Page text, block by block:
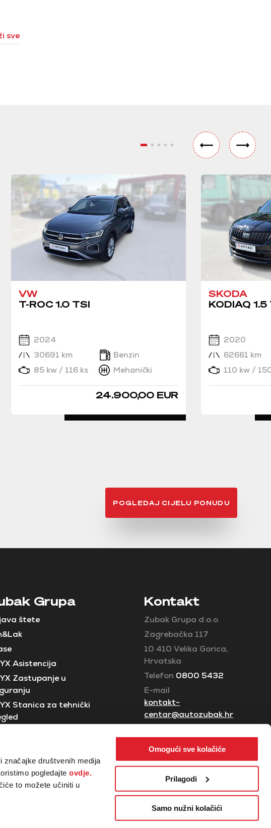
značajke društvenih medija
pogledajteovdje.
to možete učiniti u
Omogući sve kolačiće
Prilagodi
Samo nužni kolačići
sve
VW
T-ROC 1.0 TSI
2024
30691 km
Benzin
85 kw / 116 ks
Mehanički
24.900,00 EUR
SKODA
KODIAQ 1.5
2020
62661 km
110 kw /
POGLEDAJ CIJELU PONUDU
Grupa
štete
Asistencija
Zastupanje u
Stanica za tehnički
Kontakt
Zubak Grupa d.o.o
Zagrebačka 117
10 410 Velika Gorica,
Hrvatska
Telefon 0800 5432
E-mail
kontakt-
centar@autozubak.hr